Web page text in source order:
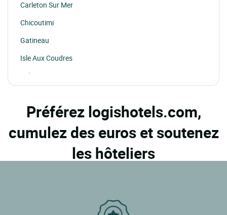
Carleton Sur Mer
Chicoutimi
Gatineau
Isle Aux Coudres
Joliette
Lac Beauport
Mont Tremblant
Montreal
Préférez logishotels.com,
cumulez des euros et soutenez
les hôteliers